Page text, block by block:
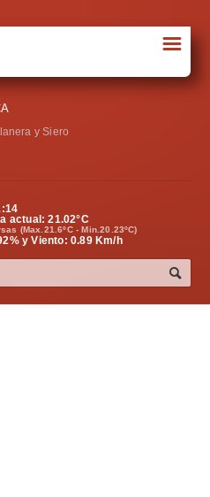
☰
y Siero
actual:21.02°C
(Max.21.6ºC - Min.20.23ºC)
y Viento: 0.89 Km/h